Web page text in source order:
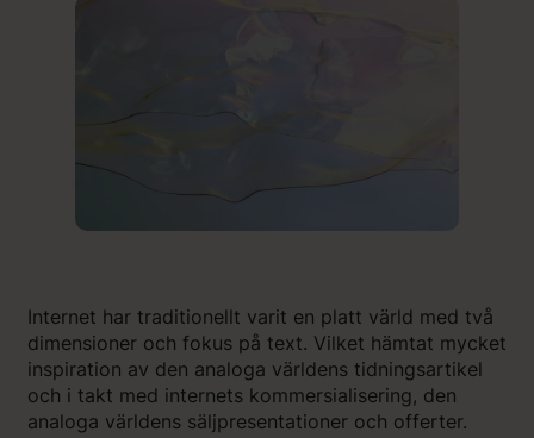
Internet har traditionellt varit en platt värld med två
dimensioner och fokus på text. Vilket hämtat mycket
inspiration av den analoga världens tidningsartikel
och i takt med internets kommersialisering, den
analoga världens säljpresentationer och offerter.